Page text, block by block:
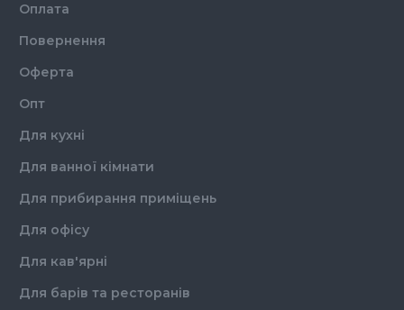
Оплата
Повернення
Оферта
Опт
Для кухні
Для ванної кімнати
Для прибирання приміщень
Для офісу
Для кав'ярні
Для барів та ресторанів